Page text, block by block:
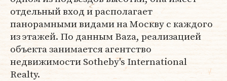
отдельный вход и располагает
панорамными видами на Москву с каждого
из этажей. По данным Baza, реализацией
объекта занимается агентство
недвижимости Sotheby's International
Realty.